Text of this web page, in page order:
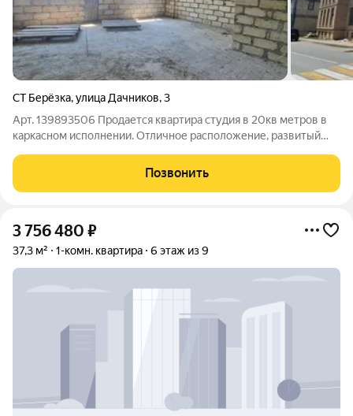
СТ Берёзка,улица Дачников,3
Арт. 139893506 Продается квартира студия в 20кв метров в
каркасном исполнении. Отличное расположение, развитый
доступности. На покупку можно использовать сертификат мат
капитала. Егрн имеется,
Позвонить
3 756 480 ₽
37,3 м² 1-комн. квартира 6 этаж из 9